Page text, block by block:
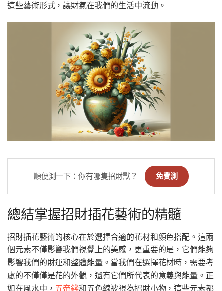
這些藝術形式，讓財氣在我們的生活中流動。
順便測一下：你有哪隻招財獸？ 免費測
總結掌握招財插花藝術的精髓
招財插花藝術的核心在於選擇合適的花材和顏色搭配。這兩
個元素不僅影響我們視覺上的美感，更重要的是，它們能夠
影響我們的財運和整體能量。當我們在選擇花材時，需要考
慮的不僅僅是花的外觀，還有它們所代表的意義與能量。正
如在風水中， 五帝錢和五色線被視為招財小物，這些元素都